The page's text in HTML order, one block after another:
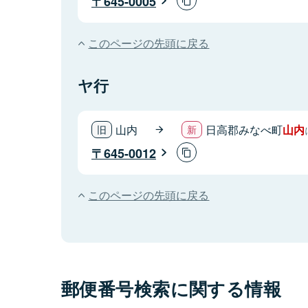
このページの先頭に戻る
ヤ行
山内 日高郡みなべ町山内
645-0012
このページの先頭に戻る
郵便番号検索に関する情報